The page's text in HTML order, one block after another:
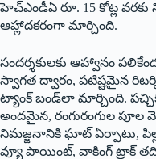
హెచ్‌ఎం‌డీఏ రూ. 15 కోట్ల
ఆహ్లాదకరంగా మార్చింది.
సందర్శకులకు ఆహ్వానం
స్వాగత ద్వారం, పటిష్టమైన
ట్యాంక్‌ ‌బండ్‌లా మార్చింది.
అందమైన, రంగురంగుల పూల
నిమజ్జనానికి ఘాట్‌ ఏర్పాటు,
వ్యూ పాయింట్‌, ‌వాకింగ్‌ ‌ట్రాక్‌